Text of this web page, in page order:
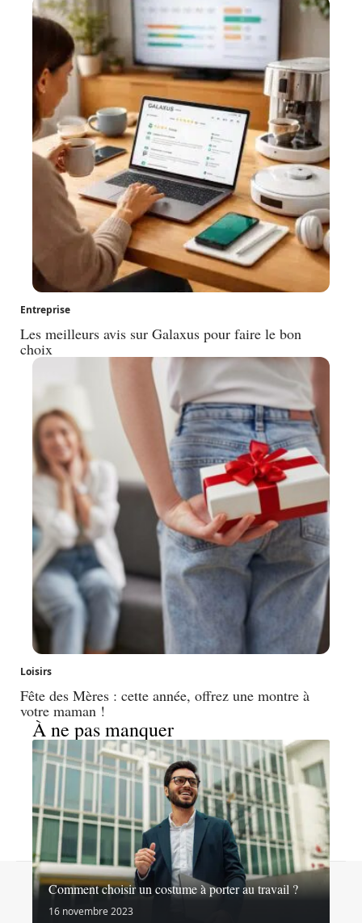
Entreprise
Les meilleurs avis sur Galaxus pour faire le bon
choix
Loisirs
Fête des Mères : cette année, offrez une montre à
votre maman !
À ne pas manquer
Comment choisir un costume à porter au travail ?
16 novembre 2023© 2026 | nosideesshopping.fr
Contact Mentions légales Sitemap